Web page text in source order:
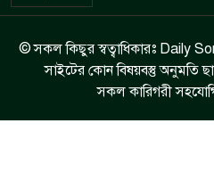
© সকল কিছুর স্বত্বাধিকারঃ Daily
সাইটের কোন বিষয়বস্তু অনুমতি
সকল কারিগরী